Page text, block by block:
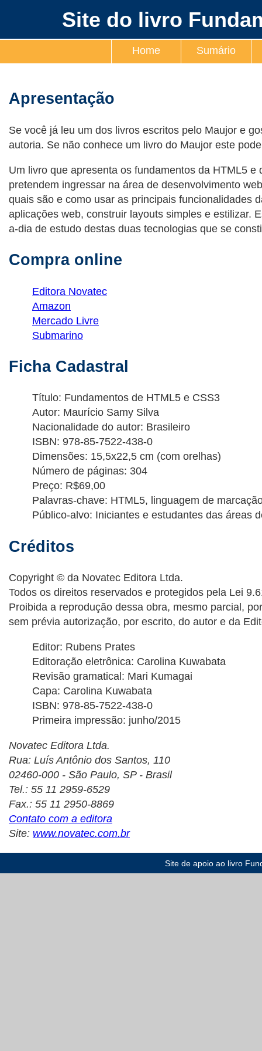
Site do livro
Home Sumário
Apresentação
Se você já leu um dos livros escritos pelo Maujor e
autoria. Se não conhece um livro do Maujor este
Um livro que apresenta os fundamentos da HTML5
pretendem ingressar na área de desenvolvimento
quais são e como usar as principais funcionalidades
aplicações web, construir layouts simples e estilizar.
a-dia de estudo destas duas tecnologias que se
Compra online
Editora Novatec
Amazon
Mercado Livre
Submarino
Ficha Cadastral
Título: Fundamentos de HTML5 e CSS3
Autor: Maurício Samy Silva
Nacionalidade do autor: Brasileiro
ISBN: 978-85-7522-438-0
Dimensões: 15,5x22,5 cm (com orelhas)
Número de páginas: 304
Preço: R$69,00
Palavras-chave: HTML5, linguagem de
Público-alvo: Iniciantes e estudantes das áreas
Créditos
Copyright © da Novatec Editora Ltda.
Todos os direitos reservados e protegidos pela Lei
Proibida a reprodução dessa obra, mesmo parcial,
sem prévia autorização, por escrito, do autor e da
Editor: Rubens Prates
Editoração eletrônica: Carolina Kuwabata
Revisão gramatical: Mari Kumagai
Capa: Carolina Kuwabata
ISBN: 978-85-7522-438-0
Primeira impressão: junho/2015
Novatec Editora Ltda.
Rua: Luís Antônio dos Santos, 110
02460-000 - São Paulo, SP - Brasil
Tel.: 55 11 2959-6529
Fax.: 55 11 2950-8869
Contato com a editora
Site: www.novatec.com.br
Site de apoio ao livro